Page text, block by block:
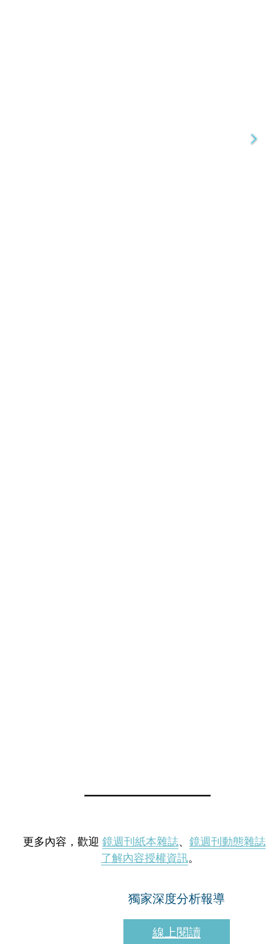
更多內容，歡迎 鏡週刊紙本雜誌、 鏡週刊動態雜誌
了解內容授權資訊。
獨家深度分析報導
線上閱讀